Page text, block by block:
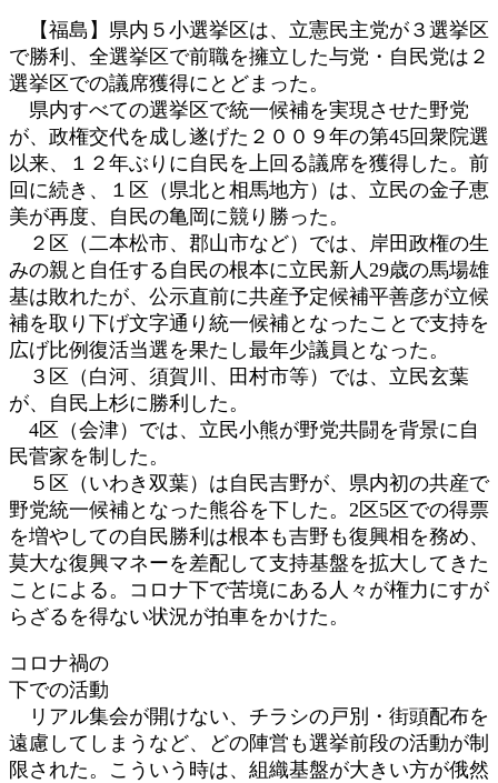
時
:
【福島】県内５小選挙区は、立憲民主党が３選挙区
で勝利、全選挙区で前職を擁立した与党・自民党は２
選挙区での議席獲得にとどまった。
県内すべての選挙区で統一候補を実現させた野党
が、政権交代を成し遂げた２００９年の第45回衆院選
以来、１２年ぶりに自民を上回る議席を獲得した。前
回に続き、１区（県北と相馬地方）は、立民の金子恵
美が再度、自民の亀岡に競り勝った。
２区（二本松市、郡山市など）では、岸田政権の生
みの親と自任する自民の根本に立民新人29歳の馬場雄
基は敗れたが、公示直前に共産予定候補平善彦が立候
補を取り下げ文字通り統一候補となったことで支持を
広げ比例復活当選を果たし最年少議員となった。
３区（白河、須賀川、田村市等）では、立民玄葉
が、自民上杉に勝利した。
4区（会津）では、立民小熊が野党共闘を背景に自
民菅家を制した。
５区（いわき双葉）は自民吉野が、県内初の共産で
野党統一候補となった熊谷を下した。2区5区での得票
を増やしての自民勝利は根本も吉野も復興相を務め、
莫大な復興マネーを差配して支持基盤を拡大してきた
ことによる。コロナ下で苦境にある人々が権力にすが
らざるを得ない状況が拍車をかけた。
コロナ禍の
下での活動
リアル集会が開けない、チラシの戸別・街頭配布を
遠慮してしまうなど、どの陣営も選挙前段の活動が制
限された。こういう時は、組織基盤が大きい方が俄然